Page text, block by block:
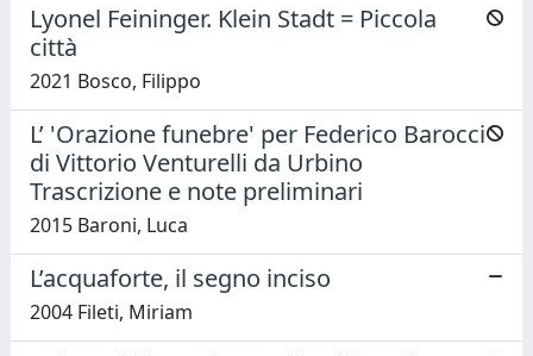
Lyonel Feininger. Klein Stadt = Piccola
città
2021 Bosco, Filippo
L’ 'Orazione funebre' per Federico Barocci
di Vittorio Venturelli da Urbino
Trascrizione e note preliminari
2015 Baroni, Luca
L’acquaforte, il segno inciso
2004 Fileti, Miriam